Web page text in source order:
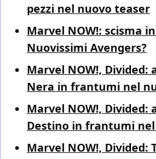
pezzi nel nuovo teaser
Marvel NOW!: scisma
Nuovissimi Avengers?
Marvel NOW!, Divided:
Nera in frantumi nel
Marvel NOW!, Divided:
Destino in frantumi
Marvel NOW!, Divided: